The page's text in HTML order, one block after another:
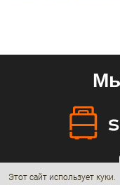
Этот сайт использует куки.